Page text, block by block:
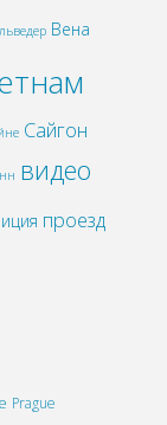
Вена
Сайгон
видео
проезд
Prague